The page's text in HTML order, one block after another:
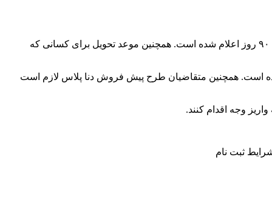
طبق شرایط اعلام شده برای متقاضیان خودرو دنا پلاس دستی با اولویت زمستان ۱۴۰۳، موعد تحویل این خودرو در طرح فروش فوق العاده ۹۰ روز اعلام شده است. همچنین موعد تحویل برای کسانی که
مبلغ قابل واریز برای فروش فوق العاده خودرو دنا پلاس دستی مبلغ ۷,۲۰۷,۶۶۸,۰۰۰ ریال اعلام شده است. همچنین متقاضیان طرح پیش فروش دنا پلاس لازم است